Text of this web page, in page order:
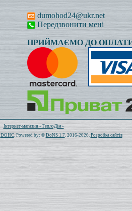
dumohod24@ukr.net
Передзвонити мені
ПРИЙМАЄМО ДО
Всього: 1020788 Сьогодні: 405
Інтернет-магазин «ТеплоДім»
DOHC. Powered by: ©DoNS 1.7. 2016-2026.Розробка сайтів